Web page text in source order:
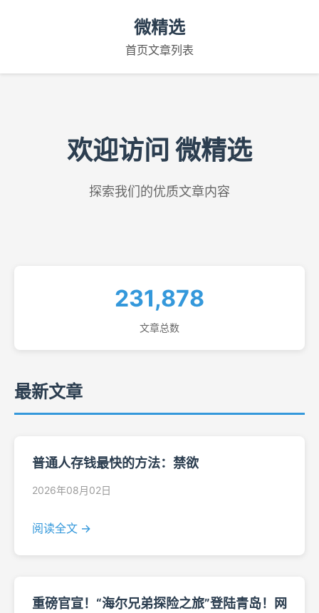
微精选
首页文章列表
欢迎访问 微精选
探索我们的优质文章内容
231,878
文章总数
最新文章
普通人存钱最快的方法：禁欲
2026年08月02日
阅读全文 →
重磅官宣！“海尔兄弟探险之旅”登陆青岛！网